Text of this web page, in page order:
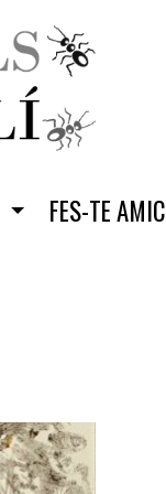
FES-TE AMIC